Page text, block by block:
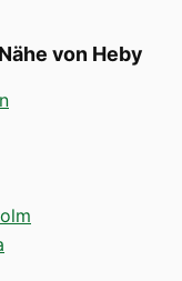
von Heby